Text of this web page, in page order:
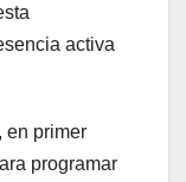
activa
en primer
programar